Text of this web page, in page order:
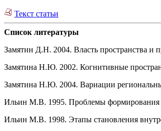
Текст статьи
Список литературы
Замятин Д.Н. 2004. Власть пространства и
Замятина Н.Ю. 2002. Когнитивные
Замятина Н.Ю. 2004. Вариации
Ильин М.В. 1995. Проблемы формирования
Ильин М.В. 1998. Этапы становления